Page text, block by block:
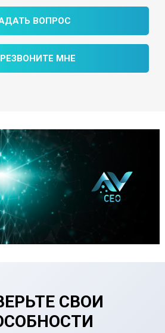
ВОПРОС
МНЕ
СВОИ